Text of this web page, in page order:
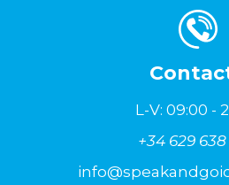
L-V: 09:00 -
+34 629